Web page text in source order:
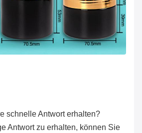
schnelle Antwort erhalten?
Antwort zu erhalten, können Sie